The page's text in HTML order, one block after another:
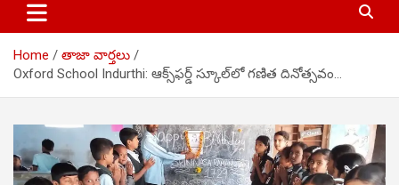
Home
తాజా వార్తలు
Oxford School Indurthi: ఆక్స్‌ఫర్డ్‌ స్కూల్‌లో గణిత దినోత్సవం…